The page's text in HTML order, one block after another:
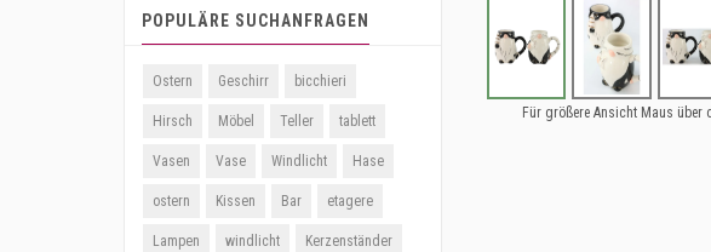
Für größere Ansicht Maus
POPULÄRE SUCHANFRAGEN
Ostern Geschirr bicchieri
Hirsch Möbel Teller tablett
Vasen Vase Windlicht Hase
ostern Kissen Bar etagere
Lampen windlicht Kerzenständer